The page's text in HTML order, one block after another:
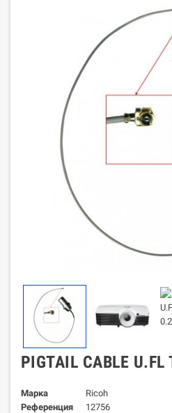
PIGTAIL CABLE
Марка
Ricoh
Референция
12756